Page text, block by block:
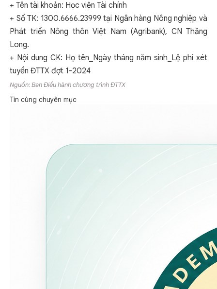
+ Tên tài khoản: Học viện Tài chính
+ Số TK: 1300.6666.23999 tại Ngân hàng Nông nghiệp và
Phát triển Nông thôn Việt Nam (Agribank), CN Thăng
Long.
+ Nội dung CK: Họ tên_Ngày tháng năm sinh_Lệ phí xét
tuyển ĐTTX đợt 1-2024
Nguồn: Ban Điều hành chương trình ĐTTX
Tin cùng chuyên mục